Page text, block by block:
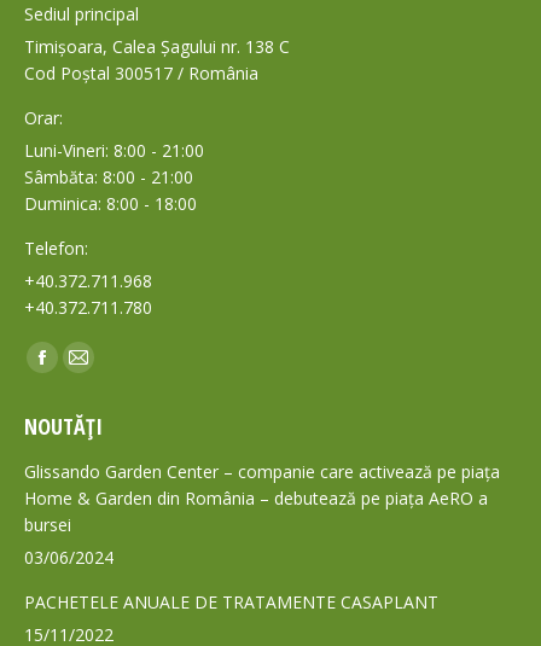
Sediul principal
Timișoara, Calea Șagului nr. 138 C
Cod Poștal 300517 / România
Orar:
Luni-Vineri: 8:00 - 21:00
Sâmbăta: 8:00 - 21:00
Duminica: 8:00 - 18:00
Telefon:
+40.372.711.968
+40.372.711.780
Find us on:
Facebook
opens
in
new
window
Mail
opens
in
new
NOUTĂȚI
Glissando Garden Center – companie care activează pe piața
Home & Garden din România – debutează pe piața AeRO a
bursei
03/06/2024
PACHETELE ANUALE DE TRATAMENTE CASAPLANT
15/11/2022